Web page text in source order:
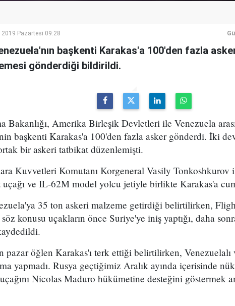
2019 Pazartesi 09:28
başkenti Karakas'a 100'den fazla
gönderdiği bildirildi.
Bakanlığı, Amerika Birleşik Devletleri ile Venezuela
başkenti Karakas'a 100'den fazla asker gönderdi. İki
bir askeri tatbikat düzenlemişti.
Kuvvetleri Komutanı Korgeneral Vasily
uçağı ve IL-62M model yolcu jetiyle birlikte Karakas'a
35 ton askeri malzeme getirdiği belirtilirken,
konusu uçakların önce Suriye'ye iniş yaptığı, daha
pazar öğlen Karakas'ı terk ettiği belirtilirken,
yapmadı. Rusya geçtiğimiz Aralık ayında içerisinde
Nicolas Maduro hükümetine desteğini göstermek